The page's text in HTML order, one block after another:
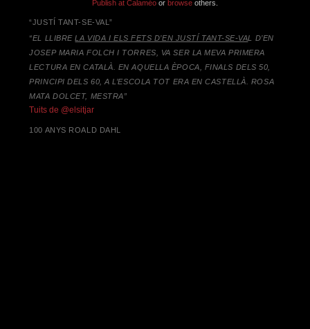
Publish at Calaméo or browse others.
“JUSTÍ TANT-SE-VAL”
“EL LLIBRELA VIDA I ELS FETS D’EN JUSTÍ TANT-SE-VAL D’EN
JOSEP MARIA FOLCH I TORRES,
VA SER LA MEVA PRIMERA
LECTURA EN CATALÀ. EN AQUELLA ÈPOCA, FINALS DELS 50,
PRINCIPI DELS 60, A L’ESCOLA TOT ERA EN CASTELLÀ. ROSA
MATA DOLCET, MESTRA”
Tuits de @elsitjar
100 ANYS ROALD DAHL